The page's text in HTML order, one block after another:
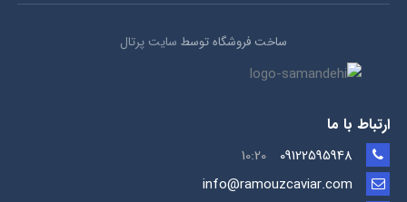
ساخت فروشگاه توسط سایت پرتال
ارتباط با ما
10:20
info@ramouzcaviar.com